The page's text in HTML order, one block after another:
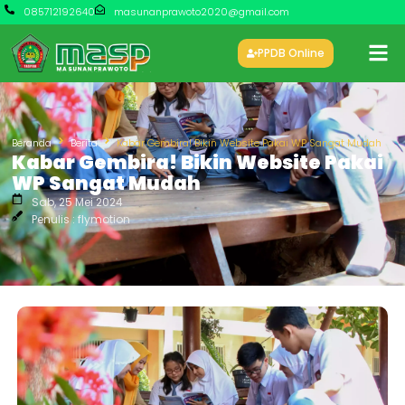
085712192640 masunanprawoto2020@gmail.com
PPDB Online
Beranda Berita Kabar Gembira! Bikin Website Pakai WP Sangat Mudah
Kabar Gembira! Bikin Website Pakai
WP Sangat Mudah
Sab, 25 Mei 2024
Penulis : flymotion